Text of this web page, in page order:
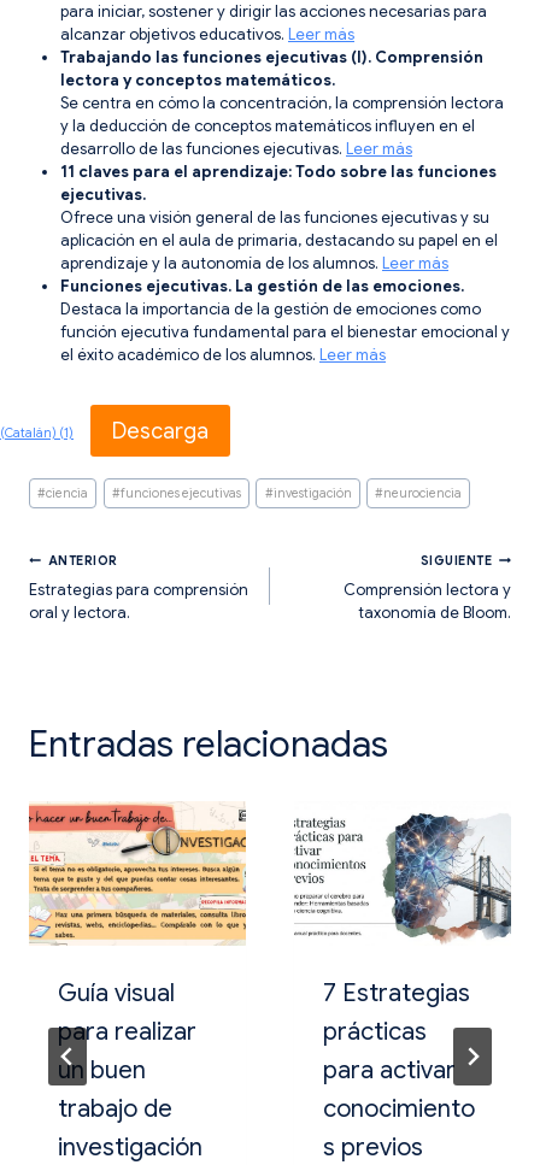
para iniciar, sostener y dirigir las acciones necesarias para
alcanzar objetivos educativos. Leer más
Trabajando las funciones ejecutivas (I). Comprensión
lectora y conceptos matemáticos.
Se centra en cómo la concentración, la comprensión lectora
y la deducción de conceptos matemáticos influyen en el
desarrollo de las funciones ejecutivas. Leer más
11 claves para el aprendizaje: Todo sobre las funciones
ejecutivas.
Ofrece una visión general de las funciones ejecutivas y su
aplicación en el aula de primaria, destacando su papel en el
aprendizaje y la autonomía de los alumnos. Leer más
Funciones ejecutivas. La gestión de las emociones.
Destaca la importancia de la gestión de emociones como
función ejecutiva fundamental para el bienestar emocional y
el éxito académico de los alumnos. Leer más
(Catalán) (1) Descarga
Etiquetas
de
entrada:
#ciencia #funciones ejecutivas #investigación #neurociencia
Navegación
de
ANTERIOR
Estrategias para comprensión
oral y lectora.
SIGUIENTE
Comprensión lectora y
taxonomía de Bloom.
Entradas relacionadas
Guía visual
para realizar
un buen
trabajo de
investigación
7 Estrategias
prácticas
para activar
conocimiento
s previos